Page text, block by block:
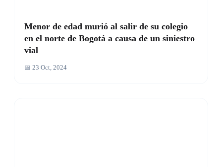
Menor de edad murió al salir de su colegio
en el norte de Bogotá a causa de un siniestro
vial
📅 23 Oct, 2024